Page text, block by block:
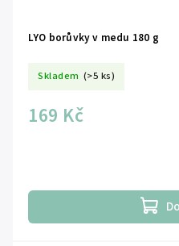
LYO borůvky v medu 180 g
Skladem (>5 ks)
169 Kč